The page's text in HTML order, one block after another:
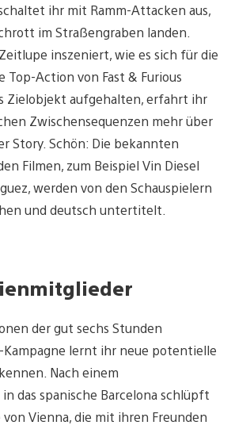
ihr mit Ramm-Attacken aus,
im Straßengraben landen.
inszeniert, wie es sich für die
Top-Action von Fast & Furious
Zielobjekt aufgehalten, erfahrt ihr
Zwischensequenzen mehr über
Story. Schön: Die bekannten
Filmen, zum Beispiel Vin Diesel
werden von den Schauspielern
und deutsch untertitelt.
der gut sechs Stunden
Kampagne lernt ihr neue potentielle
Nach einem
das spanische Barcelona schlüpft
von Vienna, die mit ihren Freunden